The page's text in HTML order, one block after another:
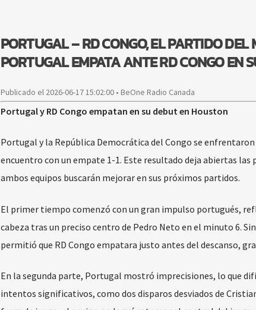
PORTUGAL – RD CONGO, EL PARTIDO
PORTUGAL EMPATA ANTE RD CONGO EN
Publicado el 2026-06-17 15:02:00 • BeOne Radio Canada
Portugal y RD Congo empatan en su debut en Houston
Portugal y la República Democrática del Congo se
encuentro con un empate 1-1. Este resultado deja abiertas las
ambos equipos buscarán mejorar en sus próximos partidos.
El primer tiempo comenzó con un gran impulso portugués,
cabeza tras un preciso centro de Pedro Neto en el minuto 6.
permitió que RD Congo empatara justo antes del descanso,
En la segunda parte, Portugal mostró imprecisiones, lo que
intentos significativos, como dos disparos desviados de